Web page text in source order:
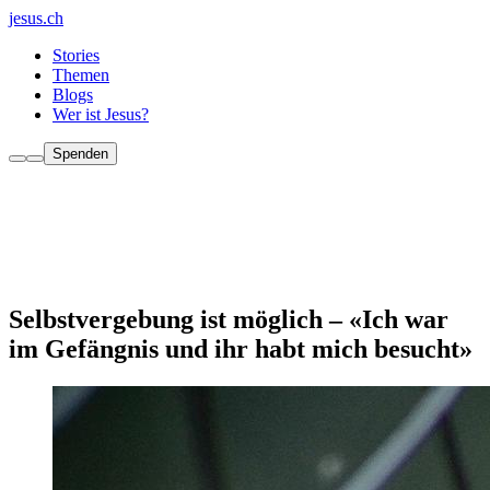
jesus.ch
Stories
Themen
Blogs
Wer ist Jesus?
Spenden
Selbstvergebung ist möglich – «Ich war
im Gefängnis und ihr habt mich besucht»